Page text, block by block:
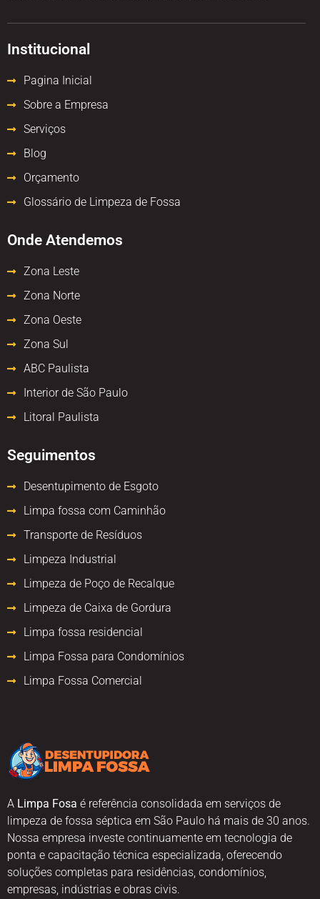
A Limpa Fosa é referência consolidada em serviços de
limpeza de fossa séptica em São Paulo há mais de 30 anos.
Nossa empresa investe continuamente em tecnologia de
ponta e capacitação técnica especializada, oferecendo
soluções completas para residências, condomínios,
empresas, indústrias e obras civis.
Institucional
Pagina Inicial
Sobre a Empresa
Serviços
Blog
Orçamento
Glossário de Limpeza de Fossa
Onde Atendemos
Zona Leste
Zona Norte
Zona Oeste
Zona Sul
ABC Paulista
Interior de São Paulo
Litoral Paulista
Seguimentos
Desentupimento de Esgoto
Limpa fossa com Caminhão
Transporte de Resíduos
Limpeza Industrial
Limpeza de Poço de Recalque
Limpeza de Caixa de Gordura
Limpa fossa residencial
Limpa Fossa para Condomínios
Limpa Fossa Comercial